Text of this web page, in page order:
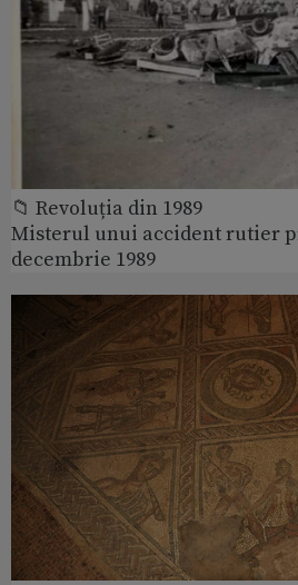
📁 Revoluția din 1989
Misterul unui accident rutier
decembrie 1989